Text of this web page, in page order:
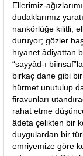
Ellerimiz-
dudaklarımız
nankörlüğe kilitli;
duruyor; gözler
hıyanet âdiyattan
“sayyâd-ı
birkaç dane gibi bir
hürmet unutulup
firavunları
rahat etme
âdeta çelikten bir
duygulardan bir
emriyemize göre